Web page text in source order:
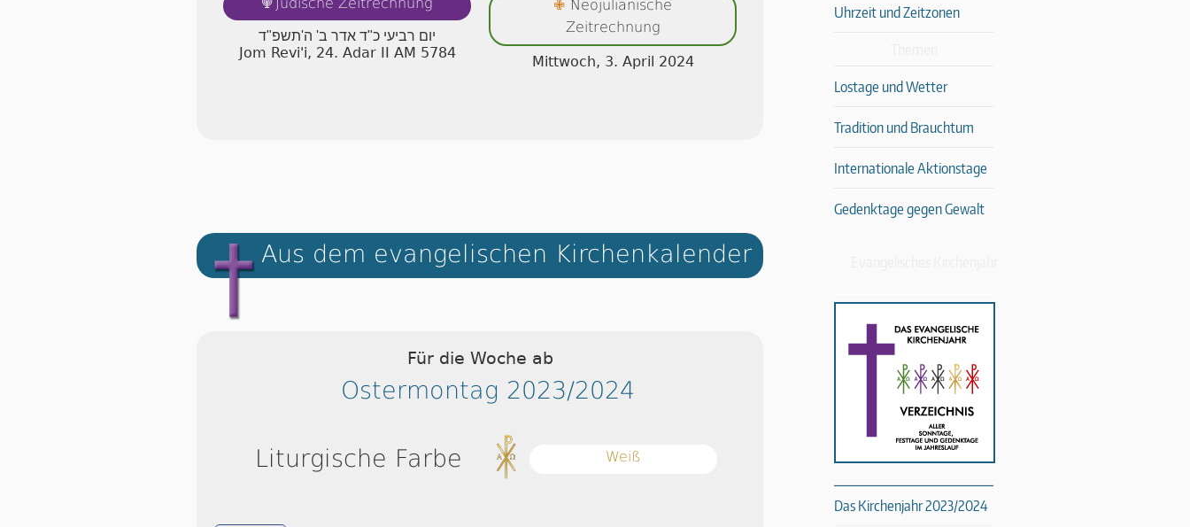
יום רביעי כ"ד אדר ב' ה'תשפ"ד
Jom Revi'i, 24. Adar II AM 5784
✙ Neojulianische
Zeitrechnung
Mittwoch, 3. April 2024
Aus dem evangelischen Kirchenkalender
Für die Woche ab
Ostermontag 2023/2024
Liturgische Farbe Weiß
Uhrzeit und Zeitzonen
Lostage und Wetter
Tradition und Brauchtum
Internationale Aktionstage
Gedenktage gegen Gewalt
Das Kirchenjahr 2023/2024